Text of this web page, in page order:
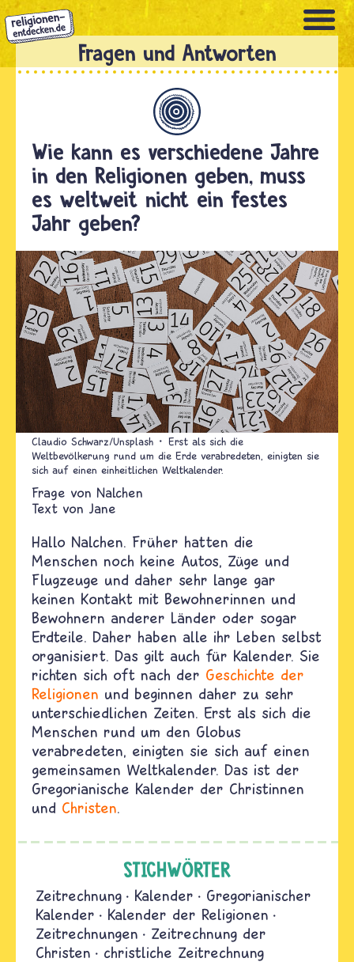
Direkt
zum
Inhalt
Wie kann es verschiedene Jahre
in den Religionen geben, muss
es weltweit nicht ein festes
Jahr geben?
Claudio Schwarz/Unsplash
Erst als sich die
Weltbevölkerung rund um die Erde verabredeten, einigten sie
sich auf einen einheitlichen Weltkalender.
Nalchen
Text von Jane
Hallo Nalchen. Früher hatten die
Menschen noch keine Autos, Züge und
Flugzeuge und daher sehr lange gar
keinen Kontakt mit Bewohnerinnen und
Bewohnern anderer Länder oder sogar
Erdteile. Daher haben alle ihr Leben selbst
organisiert. Das gilt auch für Kalender. Sie
richten sich oft nach der Geschichte der
Religionen und beginnen daher zu sehr
unterschiedlichen Zeiten. Erst als sich die
Menschen rund um den Globus
verabredeten, einigten sie sich auf einen
gemeinsamen Weltkalender. Das ist der
Gregorianische Kalender der Christinnen
und Christen.
STICHWÖRTER
Zeitrechnung Kalender
Gregorianischer
Kalender
Kalender der Religionen
Zeitrechnungen
Zeitrechnung der
Christen
christliche Zeitrechnung